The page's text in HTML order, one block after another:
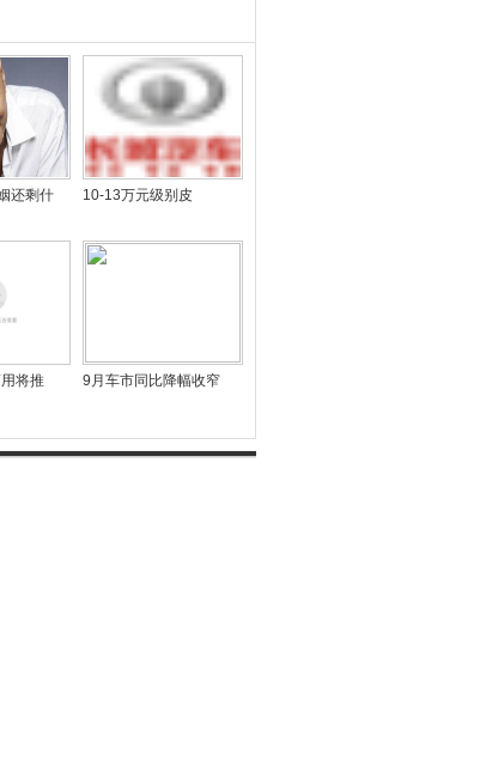
还剩什 10-13万元级别皮
将推 9月车市同比降幅收窄